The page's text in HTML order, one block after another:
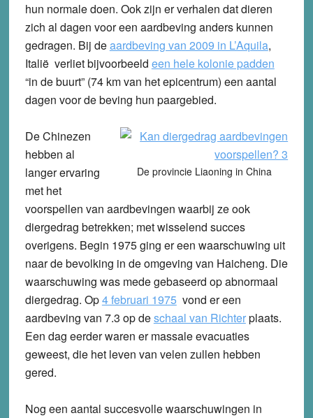
hun normale doen. Ook zijn er verhalen dat dieren
zich al dagen voor een aardbeving anders kunnen
gedragen. Bij deaardbeving van 2009 in L’Aquila,
Italië verliet bijvoorbeeld een hele kolonie padden
“in de buurt” (74 km van het epicentrum) een aantal
dagen voor de beving hun paargebied.
De provincie Liaoning in China
De Chinezen
hebben al
langer ervaring
met het
voorspellen van aardbevingen waarbij ze ook
diergedrag betrekken; met wisselend succes
overigens. Begin 1975 ging er een waarschuwing uit
naar de bevolking in de omgeving van Haicheng. Die
waarschuwing was mede gebaseerd op abnormaal
diergedrag. Op4 februari 1975vond er een
aardbeving van 7.3 op deschaal van Richterplaats.
Een dag eerder waren er massale evacuaties
geweest, die het leven van velen zullen hebben
gered.
Nog een aantal succesvolle waarschuwingen in